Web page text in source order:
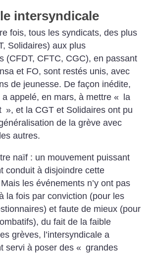
intersyndicale
fois, tous les syndicats, des plus
Solidaires) aux plus
(CFDT, CFTC, CGC), en passant
et FO, sont restés unis, avec
de jeunesse. De façon inédite,
a appelé, en mars, à mettre «
la
», et la CGT et Solidaires ont pu
de la grève avec
autres.
naïf : un mouvement puissant
conduit à disjoindre cette
les événements n’y ont pas
la fois par conviction (pour les
et faute de mieux (pour
du fait de la faible
grèves, l’intersyndicale a
servi à poser des « grandes